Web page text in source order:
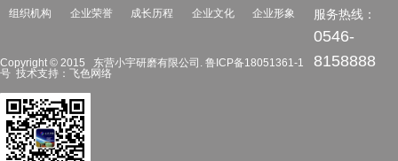
组织机构 企业荣誉 成长历程 企业文化 企业形象
Copyright © 2015 东营小宇研磨有限公司. 鲁ICP备18051361-1
号 技术支持：飞色网络
服务热线：
0546-
8158888